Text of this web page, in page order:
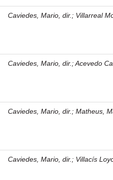
Caviedes, Mario, dir. ; Villarreal
Caviedes, Mario, dir. ;Acevedo
Caviedes, Mario, dir. ; Matheus,
Caviedes, Mario, dir. ; Villacís